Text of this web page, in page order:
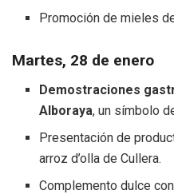
Promoción de mieles
Martes, 28 de enero
Demostraciones
Alboraya, un símbolo
Presentación de
arroz d’olla de Cullera.
Complemento dulce